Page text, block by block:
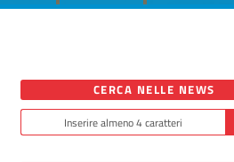
CERCA NELLE NEWS